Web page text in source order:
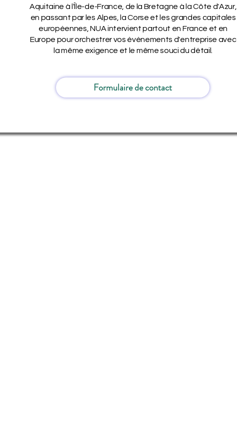
Aquitaine à l'Île-de-France, de la Bretagne à la Côte d'Azur,
en passant par les Alpes, la Corse et les grandes capitales
européennes, NUA intervient partout en France et en
Europe pour orchestrer vos événements d'entreprise avec
la même exigence et le même souci du détail.
Formulaire de contact